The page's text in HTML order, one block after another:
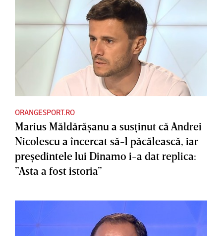
ORANGESPORT.RO
Marius Măldărăşanu a susţinut că Andrei
Nicolescu a încercat să-l păcălească, iar
preşedintele lui Dinamo i-a dat replica:
”Asta a fost istoria”